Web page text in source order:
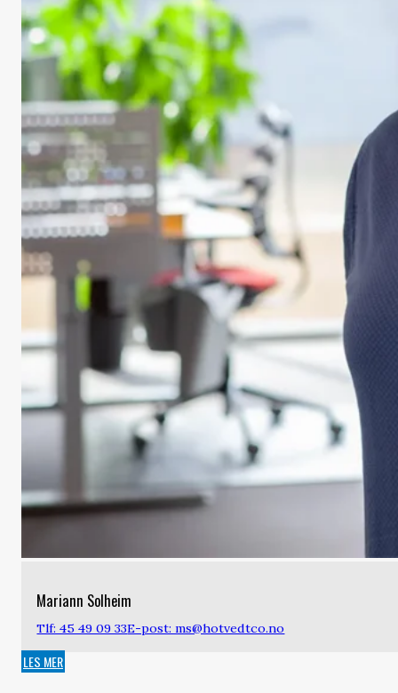
Mariann Solheim
Tlf: 45 49 09 33E-post: ms@hotvedtco.no
LES MER